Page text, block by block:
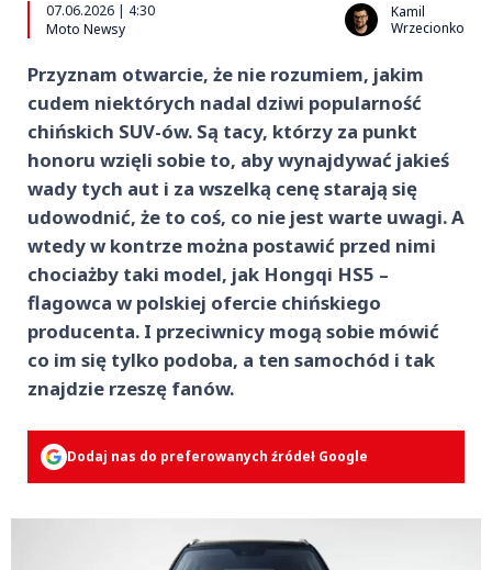
07.06.2026 | 4:30
Moto Newsy
Kamil
Wrzecionko
Przyznam otwarcie, że nie rozumiem, jakim
cudem niektórych nadal dziwi popularność
chińskich SUV-ów. Są tacy, którzy za punkt
honoru wzięli sobie to, aby wynajdywać jakieś
wady tych aut i za wszelką cenę starają się
udowodnić, że to coś, co nie jest warte uwagi. A
wtedy w kontrze można postawić przed nimi
chociażby taki model, jak Hongqi HS5 –
flagowca w polskiej ofercie chińskiego
producenta. I przeciwnicy mogą sobie mówić
co im się tylko podoba, a ten samochód i tak
znajdzie rzeszę fanów.
Dodaj nas do preferowanych źródeł Google